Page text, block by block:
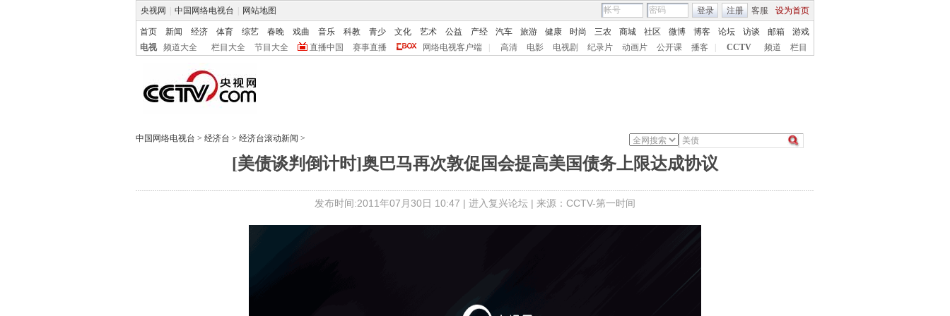
央视网 中国网络电视台 网站地图 客服 设为首页
登录 注册
首页 新闻 经济 体育 综艺 春晚 戏曲 音乐 科教 青少 文化 艺术 公益 产经 汽车 旅游 健康 时尚 三农 商城 社区 微博 博客 论坛 访谈 邮箱
游戏
电视
频道大全 栏目大全 节目大全 直播中国 赛事直播 网络电视客户端 高清 电影 电视剧 纪录片 动画片 公开课 播客 CCTV 频道 栏目
中国网络电视台 > 经济台 > 经济台滚动新闻 >
[美债谈判倒计时]奥巴马再次敦促国会提高美国债务上限达成协议
发布时间:2011年07月30日 10:47 | 进入复兴论坛 | 来源：CCTV-第一时间